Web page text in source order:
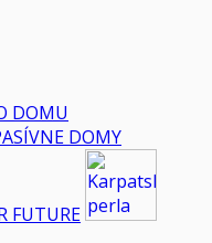
FUTURE